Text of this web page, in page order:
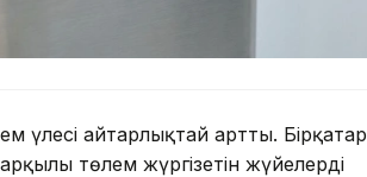
айтарлықтай артты. Бірқатар
төлем жүргізетін жүйелерді